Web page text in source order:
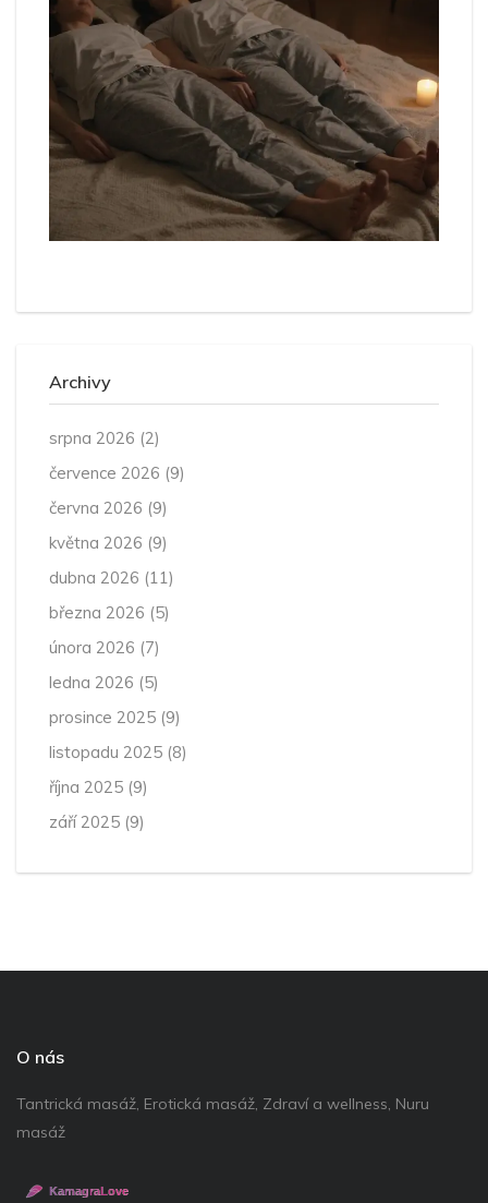
Archivy
srpna 2026 (2)
července 2026 (9)
června 2026 (9)
května 2026 (9)
dubna 2026 (11)
března 2026 (5)
února 2026 (7)
ledna 2026 (5)
prosince 2025 (9)
listopadu 2025 (8)
října 2025 (9)
září 2025 (9)
O nás
Tantrická masáž, Erotická masáž, Zdraví a wellness, Nuru
masáž